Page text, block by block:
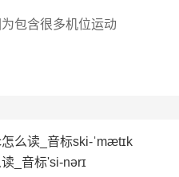
包含很多机位运动
么读_音标ski-ˈmætɪk
_音标'si-nərɪ